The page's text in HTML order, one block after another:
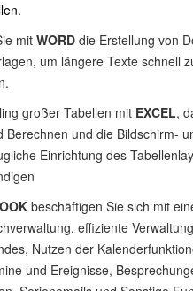
mit WORD die Erstellung von
um längere Texte schnell
großer Tabellen mit EXCEL,
Berechnen und die Bildschirm-
Einrichtung des
beschäftigen Sie sich mit
effiziente
Nutzen der
und Ereignisse,